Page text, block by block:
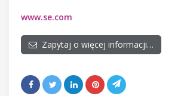
www.se.com
Zapytaj o więcej informacji…